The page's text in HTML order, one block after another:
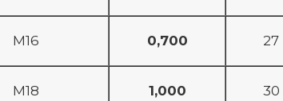
M16 0,700 27
M18 1,000 30